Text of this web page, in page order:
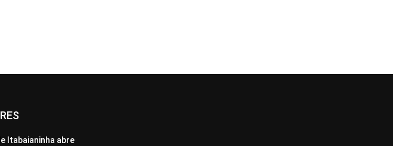
Itabaianinha abre